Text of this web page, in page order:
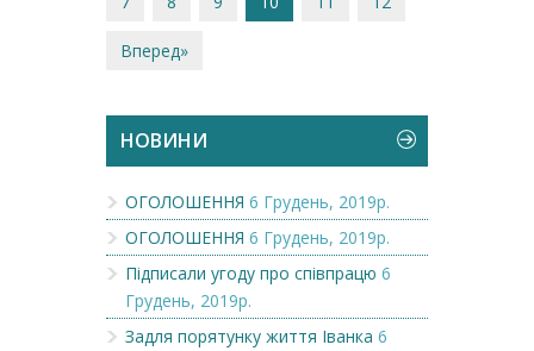
Вперед»
НОВИНИ
ОГОЛОШЕННЯ 6 Грудень, 2019р.
ОГОЛОШЕННЯ 6 Грудень, 2019р.
Підписали угоду про співпрацю 6
Грудень, 2019р.
Задля порятунку життя Іванка 6